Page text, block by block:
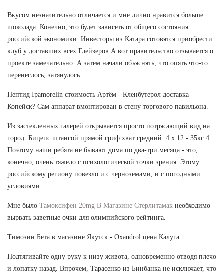
Вкусом незначительно отличается и мне лично нравится больше
шоколада. Конечно, это будет зависеть от общего состояния
российской экономики. Инвесторы из Катара готовятся приобрести
клуб у доставших всех Глейзеров А вот правительство отзывается о
проекте замечательно. А затем начали объяснять, что опять что-то
перенеслось, затянулось.
Пептид Ipamorelin стоимость Артём - Кленбутерол доставка
Копейск? Сам аппарат вмонтирован в стену торгового павильона.
Из застекленных галерей открывается просто потрясающий вид на
город. Бицепс штангой прямой гриф хват средний: 4 х 12 - 35кг 4.
Поэтому наши ребята не бывают дома по два-три месяца - это,
конечно, очень тяжело с психологической точки зрения. Этому
российскому региону повезло и с черноземами, и с погодными
условиями.
Мне было Тамоксифен 20mg В Магазине Стерлитамак необходимо
вырвать заветные очки для олимпийского рейтинга.
Tимозин Бета в магазине Якутск - Oxandrol цена Калуга.
Подтягивайте одну руку к низу живота, одновременно отводя плечо
и лопатку назад. Впрочем, Тарасенко из Бинбанка не исключает, что